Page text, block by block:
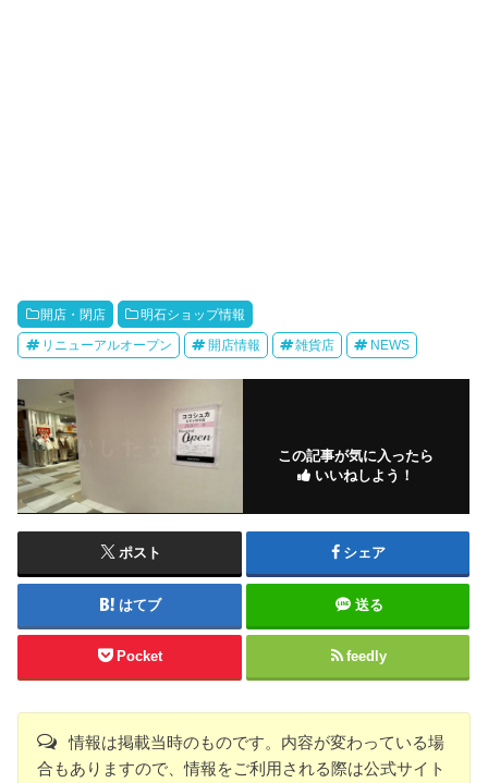
開店・閉店 明石ショップ情報
リニューアルオープン 開店情報 雑貨店 NEWS
この記事が気に入ったら
いいねしよう！
ポスト シェア
はてブ 送る
Pocket feedly
情報は掲載当時のものです。内容が変わっている場
合もありますので、情報をご利用される際は公式サイト